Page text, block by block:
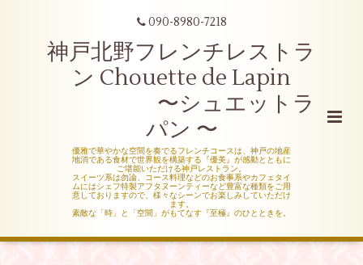
090-8980-7218
神戸北野フレンチレストラ
ン Chouette de Lapin
〜シュエットラ
パン 〜
優雅で華やかな空間を奏でるフレンチコースは、神戸の地産
地消である食材で世界観を構築する『優美』が感動とともに
ご堪能いただける神戸レストラン。
スイーツ系は勿論、コース料理などのお食事系やカフェタイ
ムにはシェフ特製アフタヌーンティーなど豊富な種類をご用
意しておりますので、様々なシーンでお楽しみしていただけ
ます。
素敵な「時」と「空間」がもてなす『至極』のひとときを。